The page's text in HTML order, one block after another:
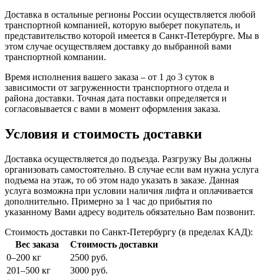
Доставка в остальные регионы России осуществляется любой
транспортной компанией, которую выберет покупатель, и
представительство которой имеется в Санкт-Петербурге. Мы в
этом случае осуществляем доставку до выбранной вами
транспортной компании.
Время исполнения вашего заказа – от 1 до 3 суток в
зависимости от загруженности транспортного отдела и
района доставки. Точная дата поставки определяется и
согласовывается с вами в момент оформления заказа.
Условия и стоимость доставки
Доставка осуществляется до подъезда. Разгрузку Вы должны
организовать самостоятельно. В случае если вам нужна услуга
подъема на этаж, то об этом надо указать в заказе. Данная
услуга возможна при условии наличия лифта и оплачивается
дополнительно. Примерно за 1 час до прибытия по
указанному Вами адресу водитель обязательно Вам позвонит.
Стоимость доставки по Санкт-Петербургу (в пределах КАД):
Вес заказа
Стоимость доставки
0–200 кг
2500 руб.
201–500 кг
3000 руб.